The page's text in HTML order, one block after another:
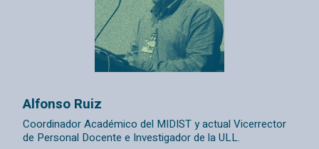
Alfonso Ruiz
Coordinador Académico del MIDIST y actual Vicerrector
de Personal Docente e Investigador de la ULL.